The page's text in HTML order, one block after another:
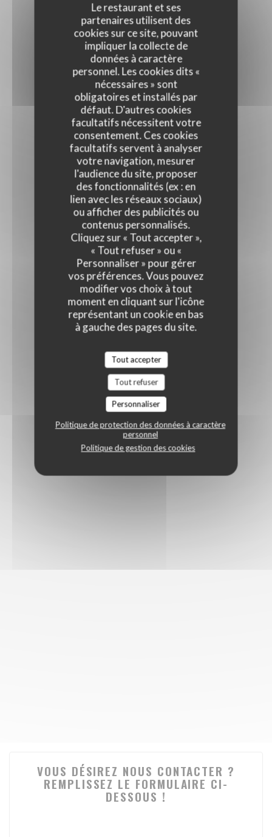
Le restaurant et ses
partenaires utilisent des
cookies sur ce site, pouvant
impliquer la collecte de
données à caractère
personnel. Les cookies dits «
nécessaires » sont
obligatoires et installés par
défaut. D'autres cookies
facultatifs nécessitent votre
consentement. Ces cookies
facultatifs servent à analyser
votre navigation, mesurer
l'audience du site, proposer
des fonctionnalités (ex : en
lien avec les réseaux sociaux)
ou afficher des publicités ou
contenus personnalisés.
Cliquez sur « Tout accepter »,
« Tout refuser » ou «
Personnaliser » pour gérer
vos préférences. Vous pouvez
modifier vos choix à tout
moment en cliquant sur l'icône
représentant un cookie en bas
à gauche des pages du site.
Tout accepter
Tout refuser
Personnaliser
Politique de protection des données à caractère
personnel
Politique de gestion des cookies
VOUS DÉSIREZ NOUS CONTACTER ?
REMPLISSEZ LE FORMULAIRE CI-
DESSOUS !